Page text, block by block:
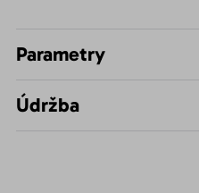
Parametry
Údržba